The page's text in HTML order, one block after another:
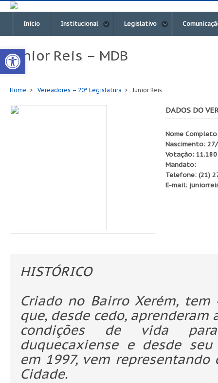
Open toolbar
Início Institucional Legislativo
Junior Reis – MDB
Home Vereadores – 20ª Legislatura Junior Reis
DADOS DO
Nome
Nascimento:
Votação: 11.180
Mandato:
Telefone: (21)
E-mail:
HISTÓRICO
Criado no Bairro Xerém,
que, desde cedo,
condições de vida
duquecaxiense e desde
em 1997, vem
Cidade.